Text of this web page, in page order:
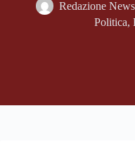
Redazione
Politica,